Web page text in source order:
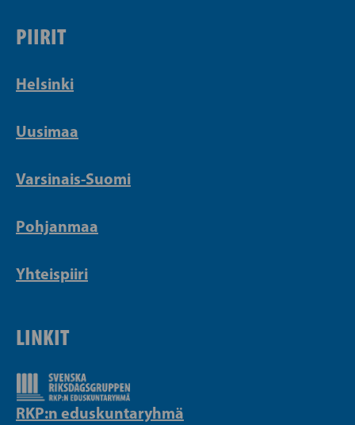
PIIRIT
Helsinki
Uusimaa
Varsinais-Suomi
Pohjanmaa
Yhteispiiri
LINKIT
RKP:n eduskuntaryhmä